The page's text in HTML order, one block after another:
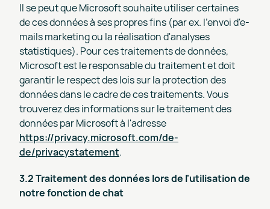
Il se peut que Microsoft souhaite utiliser certaines
de ces données à ses propres fins (par ex. l'envoi d'e-
mails marketing ou la réalisation d'analyses
statistiques). Pour ces traitements de données,
Microsoft est le responsable du traitement et doit
garantir le respect des lois sur la protection des
données dans le cadre de ces traitements. Vous
trouverez des informations sur le traitement des
données par Microsoft à l'adresse
https://privacy.microsoft.com/de-
de/privacystatement.
3.2 Traitement des données lors de l'utilisation de
notre fonction de chat